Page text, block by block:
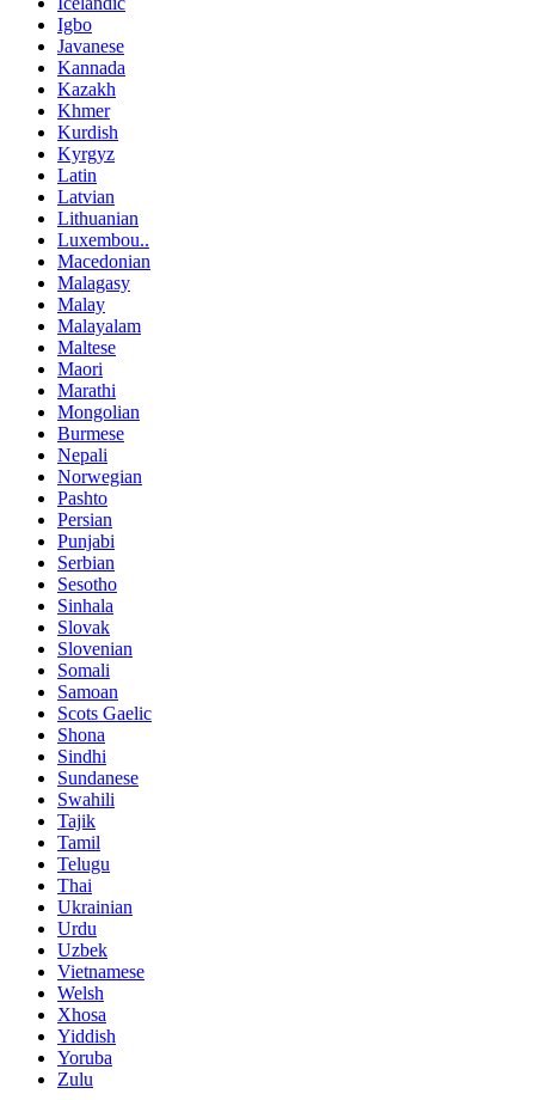
Igbo
Javanese
Kannada
Kazakh
Khmer
Kurdish
Kyrgyz
Latin
Latvian
Lithuanian
Luxembou..
Macedonian
Malagasy
Malay
Malayalam
Maltese
Maori
Marathi
Mongolian
Burmese
Nepali
Norwegian
Pashto
Persian
Punjabi
Serbian
Sesotho
Sinhala
Slovak
Slovenian
Somali
Samoan
Scots Gaelic
Shona
Sindhi
Sundanese
Swahili
Tajik
Tamil
Telugu
Thai
Ukrainian
Urdu
Uzbek
Vietnamese
Welsh
Xhosa
Yiddish
Yoruba
Zulu